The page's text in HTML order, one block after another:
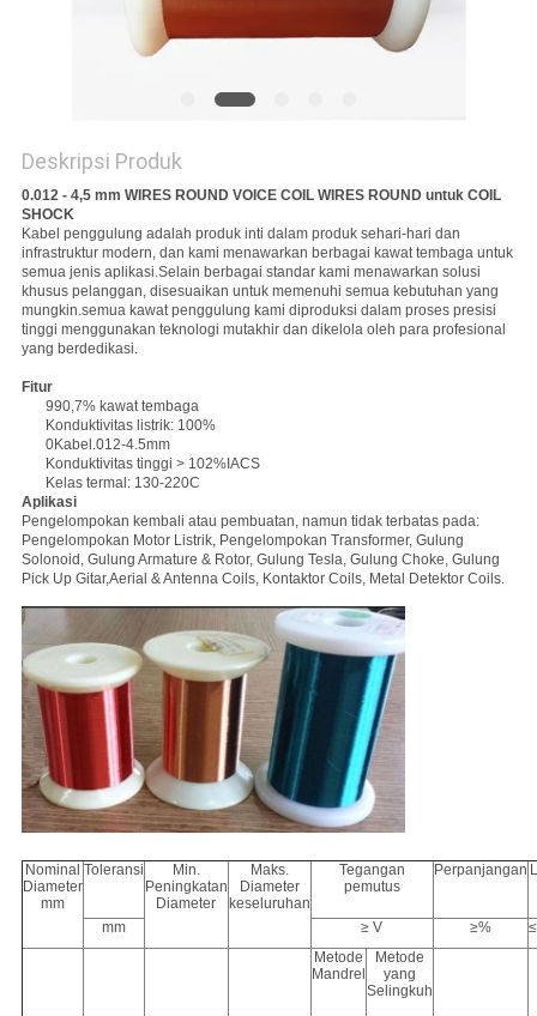
Deskripsi Produk
0.012 - 4,5 mm WIRES ROUND VOICE COIL WIRES ROUND untuk COIL
SHOCK
Kabel penggulung adalah produk inti dalam produk sehari-hari dan
infrastruktur modern, dan kami menawarkan berbagai kawat tembaga untuk
semua jenis aplikasi.Selain berbagai standar kami menawarkan solusi
khusus pelanggan, disesuaikan untuk memenuhi semua kebutuhan yang
mungkin.semua kawat penggulung kami diproduksi dalam proses presisi
tinggi menggunakan teknologi mutakhir dan dikelola oleh para profesional
yang berdedikasi.
Fitur
990,7% kawat tembaga
Konduktivitas listrik: 100%
0Kabel.012-4.5mm
Konduktivitas tinggi > 102%IACS
Kelas termal: 130-220C
Aplikasi
Pengelompokan kembali atau pembuatan, namun tidak terbatas pada:
Pengelompokan Motor Listrik, Pengelompokan Transformer, Gulung
Solonoid, Gulung Armature & Rotor, Gulung Tesla, Gulung Choke, Gulung
Pick Up Gitar,Aerial & Antenna Coils, Kontaktor Coils, Metal Detektor Coils.
Nominal
Diameter
mm
Toleransi
Min.
Peningkatan
Diameter
Maks.
Diameter
keseluruhan
Tegangan
pemutus
Perpanjangan
mm ≥ V ≥%
Metode
Mandrel
Metode
yang
Selingkuh